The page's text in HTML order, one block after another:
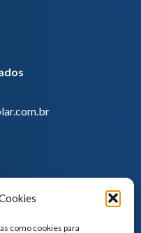
como cookies para